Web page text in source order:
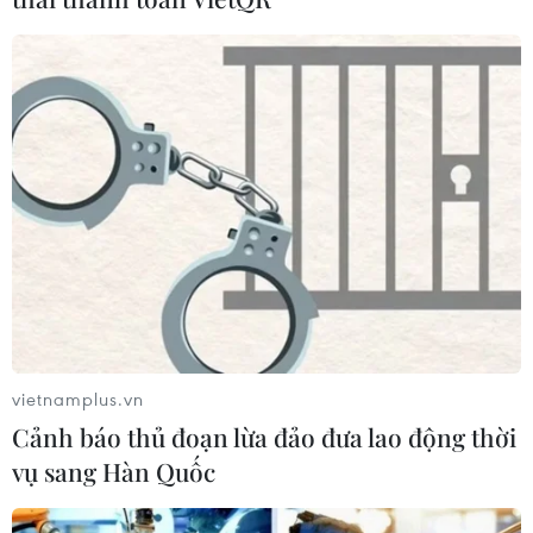
Hướng tới mục tiêu quy mô dự trữ
đạt 1% GDP vào năm 2030
06/08/2026 10:23
NAPAS, BIDV và Weixin Pay mở rộng
thanh toán QR Việt Nam-Trung
Làn sóng tấn công mạng nhằm vào
06/08/2026 06:47
Đồng USD trước bước ngoặt do đồng
vietnamplus.vn
Cảnh báo thủ đoạn lừa đảo đưa lao động thời
vụ sang Hàn Quốc